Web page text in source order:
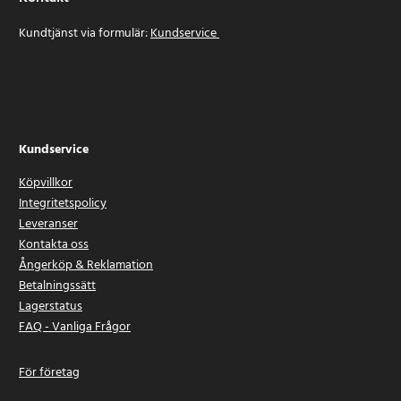
Kundtjänst via formulär:Kundservice
Kundservice
Köpvillkor
Integritetspolicy
Leveranser
Kontakta oss
Ångerköp & Reklamation
Betalningssätt
Lagerstatus
FAQ - Vanliga Frågor
För företag